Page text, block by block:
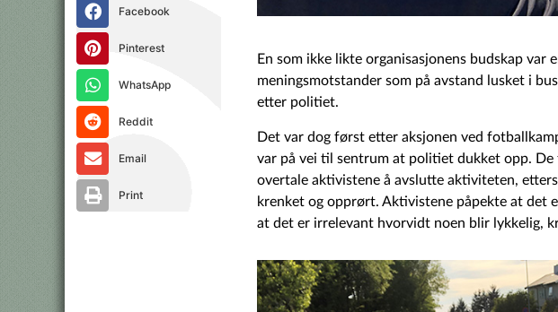
Facebook
Pinterest
WhatsApp
Reddit
Email
Print
En som ikke likte organisasjonens budskap var
meningsmotstander som på avstand lusket i
etter politiet.
Det var dog først etter aksjonen ved
var på vei til sentrum at politiet dukket opp. De
overtale aktivistene å avslutte aktiviteten,
krenket og opprørt. Aktivistene påpekte at det
at det er irrelevant hvorvidt noen blir lykkelig,